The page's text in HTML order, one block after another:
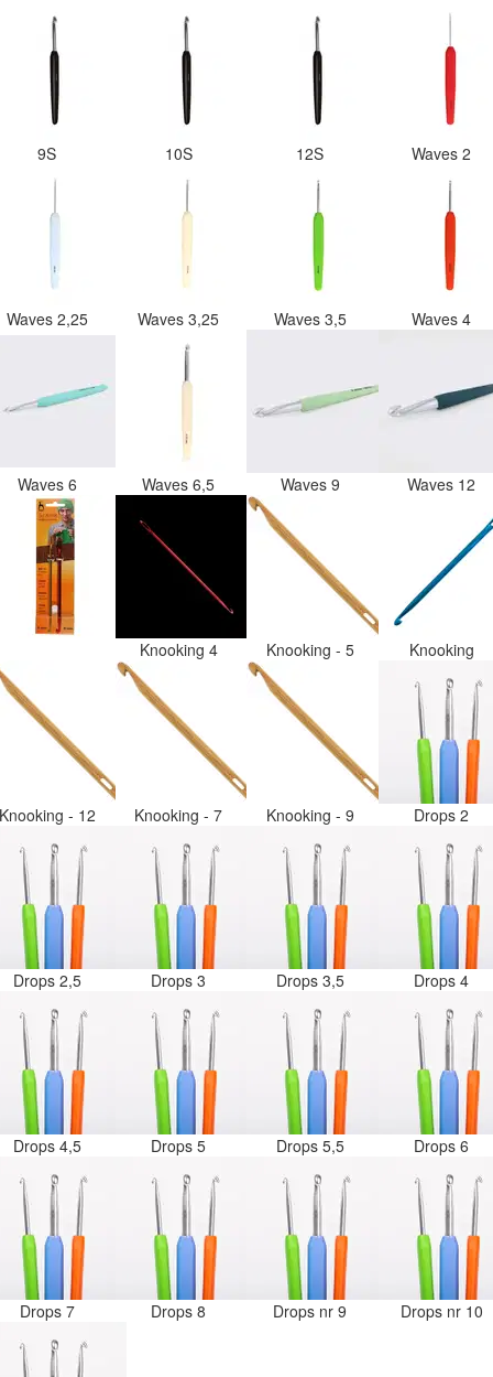
9S 10S 12S Waves 2
Waves 2,25 Waves 3,25 Waves 3,5 Waves 4
Waves 6 Waves 6,5 Waves 9 Waves 12
Knooking 4 Knooking - 5 Knooking
- 12 Knooking - 7 Knooking - 9 Drops 2
Drops 2,5 Drops 3 Drops 3,5 Drops 4
Drops 4,5 Drops 5 Drops 5,5 Drops 6
Drops 7 Drops 8 Drops nr 9 Drops nr 10